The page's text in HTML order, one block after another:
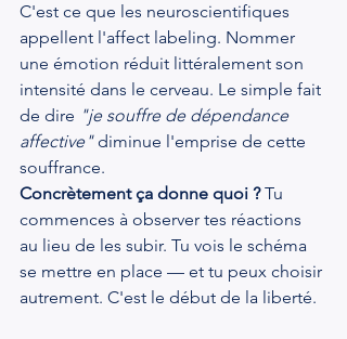
C'est ce que les neuroscientifiques
appellent l'affect labeling. Nommer
une émotion réduit littéralement son
intensité dans le cerveau. Le simple fait
de dire "je souffre de dépendance
affective" diminue l'emprise de cette
souffrance.
Concrètement ça donne quoi ? Tu
commences à observer tes réactions
au lieu de les subir. Tu vois le schéma
se mettre en place — et tu peux choisir
autrement. C'est le début de la liberté.